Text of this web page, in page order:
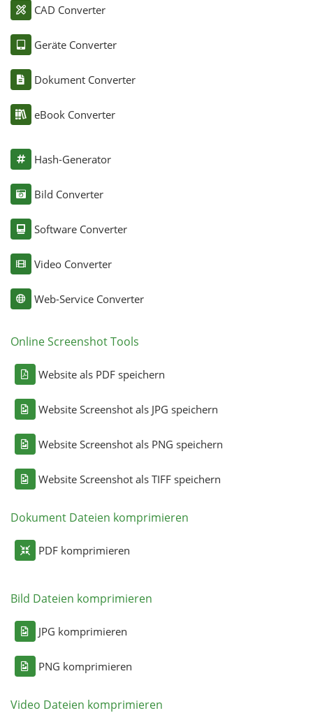
CAD Converter
Geräte Converter
Dokument Converter
eBook Converter
Hash-Generator
Bild Converter
Software Converter
Video Converter
Web-Service Converter
Online Screenshot Tools
Website als PDF speichern
Website Screenshot als JPG speichern
Website Screenshot als PNG speichern
Website Screenshot als TIFF speichern
Dokument Dateien komprimieren
PDF komprimieren
Bild Dateien komprimieren
JPG komprimieren
PNG komprimieren
Video Dateien komprimieren